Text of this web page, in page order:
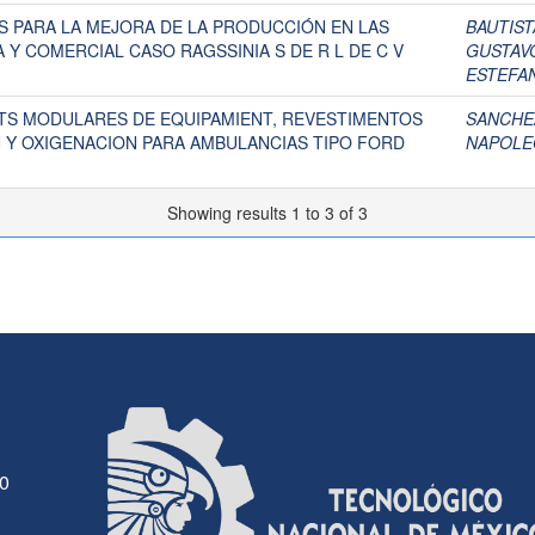
PARA LA MEJORA DE LA PRODUCCIÓN EN LAS
COMERCIAL CASO RAGSSINIA S DE R L DE C V
MODULARES DE EQUIPAMIENT, REVESTIMENTOS
OXIGENACION PARA AMBULANCIAS TIPO FORD
Showing results 1 to 3 of 3